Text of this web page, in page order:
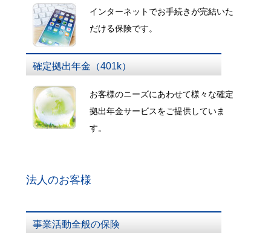
インターネットでお手続きが完結いた
だける保険です。
確定拠出年金（401k）
お客様のニーズにあわせて様々な確定
拠出年金サービスをご提供していま
す。
法人のお客様
事業活動全般の保険